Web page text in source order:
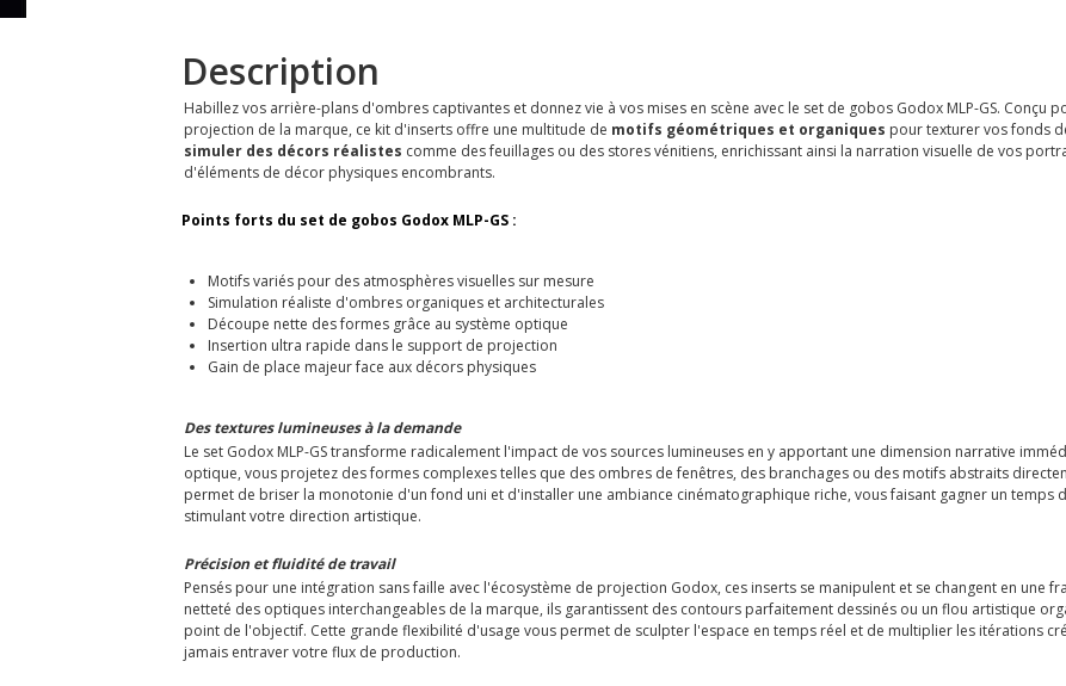
Description
Habillez vos arrière-plans d'ombres captivantes et donnez vie à vos mises en scène avec le set de gobos Godox MLP-GS. Conçu
projection de la marque, ce kit d'inserts offre une multitude de motifs géométriques et organiques pour texturer vos fonds
simuler des décors réalistes comme des feuillages ou des stores vénitiens, enrichissant ainsi la narration visuelle de vos
d'éléments de décor physiques encombrants.
Points forts du set de gobos Godox MLP-GS :
Motifs variés pour des atmosphères visuelles sur mesure
Simulation réaliste d'ombres organiques et architecturales
Découpe nette des formes grâce au système optique
Insertion ultra rapide dans le support de projection
Gain de place majeur face aux décors physiques
Des textures lumineuses à la demande
Le set Godox MLP-GS transforme radicalement l'impact de vos sources lumineuses en y apportant une dimension narrative
optique, vous projetez des formes complexes telles que des ombres de fenêtres, des branchages ou des motifs abstraits
permet de briser la monotonie d'un fond uni et d'installer une ambiance cinématographique riche, vous faisant gagner un temps
stimulant votre direction artistique.
Précision et fluidité de travail
Pensés pour une intégration sans faille avec l'écosystème de projection Godox, ces inserts se manipulent et se changent en une
netteté des optiques interchangeables de la marque, ils garantissent des contours parfaitement dessinés ou un flou artistique
point de l'objectif. Cette grande flexibilité d'usage vous permet de sculpter l'espace en temps réel et de multiplier les itérations
jamais entraver votre flux de production.